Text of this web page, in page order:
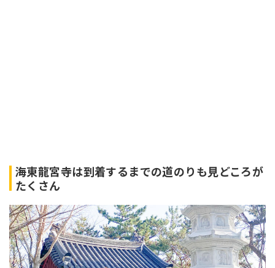
海東龍宮寺は到着するまでの道のりも見どころが
たくさん